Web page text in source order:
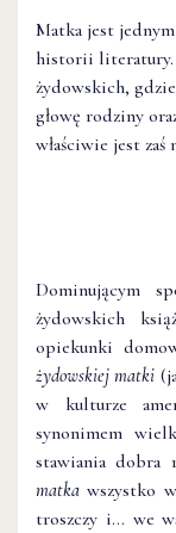
Matka jest
historii literatury.
żydowskich,
głowę rodziny
właściwie jest zaś
Dominującym
żydowskich
opiekunki
żydowskiej matki
w kulturze
synonimem
stawiania dobra
matka wszystko
troszczy i… we